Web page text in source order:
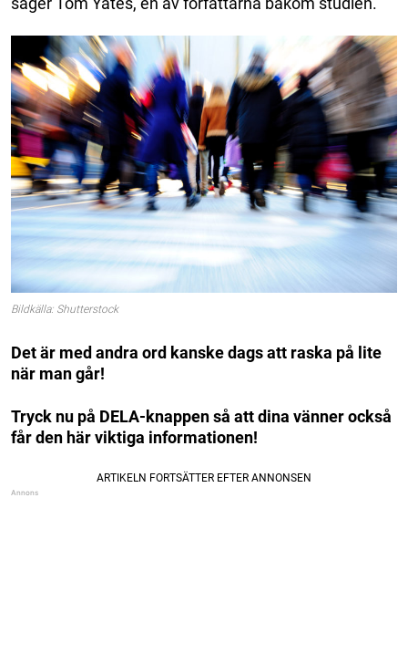
Bildkälla: Shutterstock
Det är med andra ord kanske dags att raska på lite
när man går!
Tryck nu på DELA-knappen så att dina vänner också
får den här viktiga informationen!